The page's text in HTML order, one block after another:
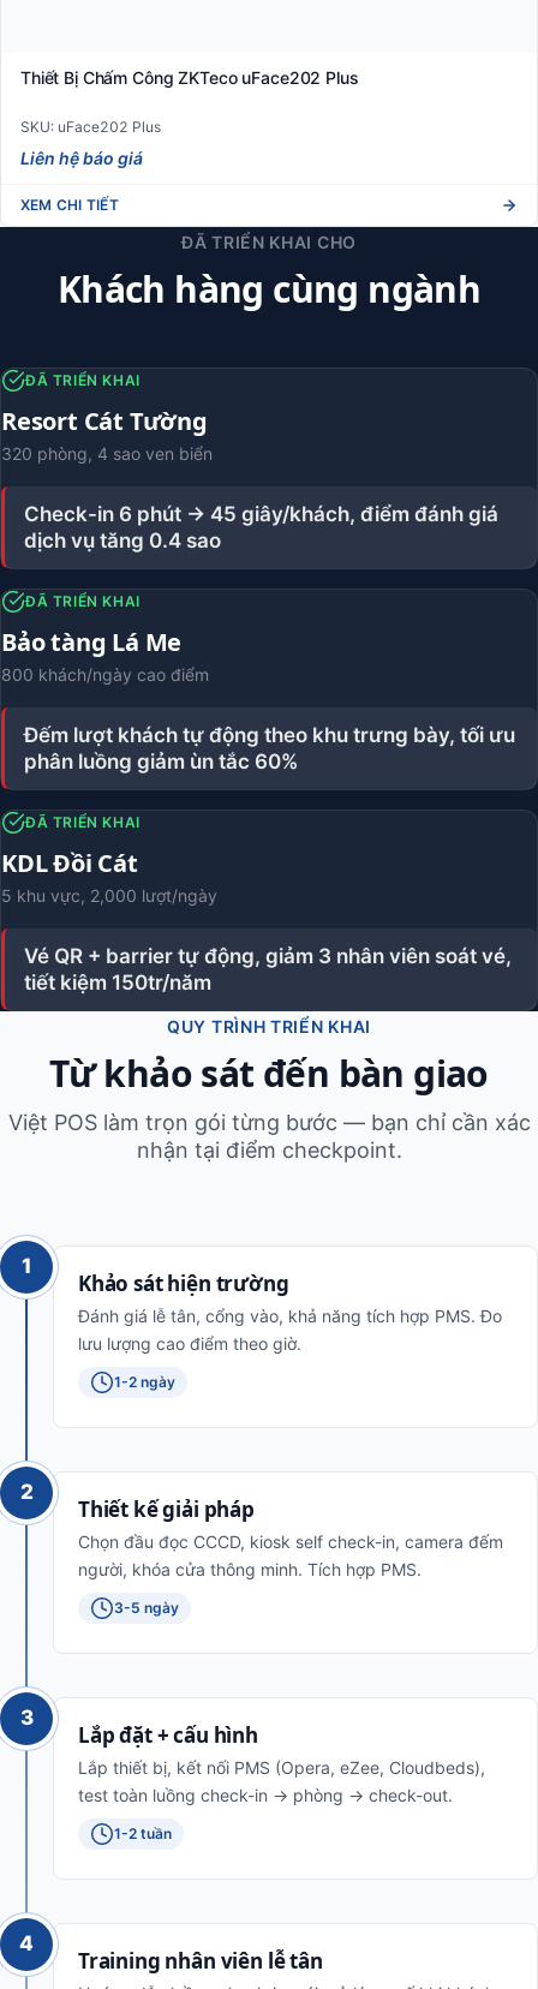
Thiết Bị Chấm Công ZKTeco uFace202 Plus
SKU: uFace202 Plus
Liên hệ báo giá
XEM CHI TIẾT
ĐÃ TRIỂN KHAI CHO
Khách hàng cùng ngành
ĐÃ TRIỂN KHAI
Resort Cát Tường
320 phòng, 4 sao ven biển
Check-in 6 phút → 45 giây/khách, điểm đánh giá
dịch vụ tăng 0.4 sao
ĐÃ TRIỂN KHAI
Bảo tàng Lá Me
800 khách/ngày cao điểm
Đếm lượt khách tự động theo khu trưng bày, tối ưu
phân luồng giảm ùn tắc 60%
ĐÃ TRIỂN KHAI
KDL Đồi Cát
5 khu vực, 2,000 lượt/ngày
Vé QR + barrier tự động, giảm 3 nhân viên soát vé,
tiết kiệm 150tr/năm
QUY TRÌNH TRIỂN KHAI
Từ khảo sát đến bàn giao
Việt POS làm trọn gói từng bước — bạn chỉ cần xác
nhận tại điểm checkpoint.
1
Khảo sát hiện trường
Đánh giá lễ tân, cổng vào, khả năng tích hợp PMS. Đo
lưu lượng cao điểm theo giờ.
1-2 ngày
2
Thiết kế giải pháp
Chọn đầu đọc CCCD, kiosk self check-in, camera đếm
người, khóa cửa thông minh. Tích hợp PMS.
3-5 ngày
3
Lắp đặt + cấu hình
Lắp thiết bị, kết nối PMS (Opera, eZee, Cloudbeds),
test toàn luồng check-in → phòng → check-out.
1-2 tuần
4
Training nhân viên lễ tân